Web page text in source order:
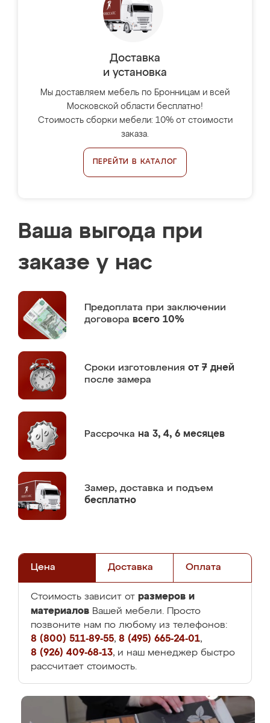
Доставка
и установка
Мы доставляем мебель по Бронницам и всей
Московской области бесплатно!
Стоимость сборки мебели: 10% от стоимости
заказа.
ПЕРЕЙТИ В КАТАЛОГ
Ваша выгода при
заказе у нас
Предоплата при заключении
договора всего 10%
Сроки изготовления от 7 дней
после замера
Рассрочка на 3, 4, 6 месяцев
Замер, доставка и подъем
бесплатно
Цена Доставка Оплата
Стоимость зависит от размеров и
материалов Вашей мебели. Просто
позвоните нам по любому из телефонов:
8 (800) 511-89-55, 8 (495) 665-24-01,
8 (926) 409-68-13, и наш менеджер быстро
рассчитает стоимость.